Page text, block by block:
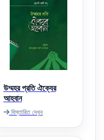
উম্মহর প্রতি ঐক্যের
আহবান
বিস্তারিত দেখুন